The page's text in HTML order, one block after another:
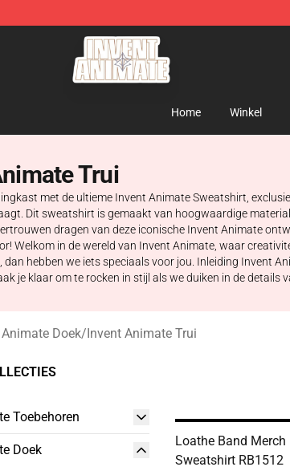
Shop - Official Invent Animate Merchandise Store
Home Winkel
Trui
met de ultieme Invent Animate Sweatshirt,
Dit sweatshirt is gemaakt van hoogwaardige
dragen van deze iconische Invent Animate
Welkom in de wereld van Invent Animate, waar
dan hebben we iets speciaals voor jou. Inleiding Invent
je klaar om te rocken in stijl als we duiken in de details
Doek/Invent Animate Trui
Toebehoren
Doek
Loathe Band Merch
Sweatshirt RB1512